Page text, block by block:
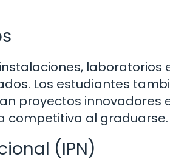
Los estudiantes
proyectos innovadores
competitiva al graduarse.
(IPN)